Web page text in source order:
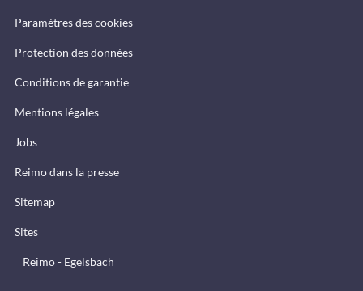
Paramètres des cookies
Protection des données
Conditions de garantie
Mentions légales
Jobs
Reimo dans la presse
Sitemap
Sites
Reimo - Egelsbach